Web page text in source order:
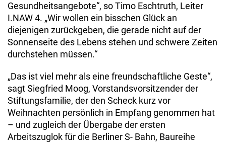
Gesundheitsangebote“, so Timo Eschtruth, Leiter
I.NAW 4. „Wir wollen ein bisschen Glück an
diejenigen zurückgeben, die gerade nicht auf der
Sonnenseite des Lebens stehen und schwere Zeiten
durchstehen müssen.“
„Das ist viel mehr als eine freundschaftliche Geste“,
sagt Siegfried Moog, Vorstandsvorsitzender der
Stiftungsfamilie, der den Scheck kurz vor
Weihnachten persönlich in Empfang genommen hat
­– und zugleich der Übergabe der ersten
Arbeitszuglok für die Berliner S- Bahn, Baureihe